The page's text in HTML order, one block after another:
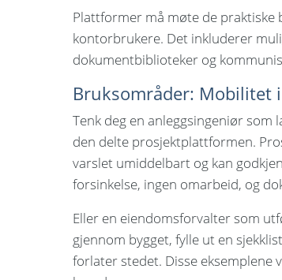
Plattformer må møte de praktiske
kontorbrukere. Det inkluderer
dokumentbiblioteker og
Bruksområder: Mobilitet
Tenk deg en anleggsingeniør
den delte prosjektplattformen.
varslet umiddelbart og kan
forsinkelse, ingen omarbeid, og
Eller en eiendomsforvalter som
gjennom bygget, fylle ut en
forlater stedet. Disse eksemplene